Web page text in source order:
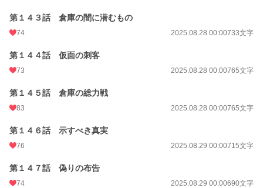
第１４３話 倉庫の闇に潜むもの
74 2025.08.28 00:00733文字
第１４４話 仮面の刺客
73 2025.08.28 00:00765文字
第１４５話 倉庫の総力戦
83 2025.08.28 00:00765文字
第１４６話 示すべき真実
76 2025.08.29 00:00715文字
第１４７話 偽りの布告
74 2025.08.29 00:00690文字